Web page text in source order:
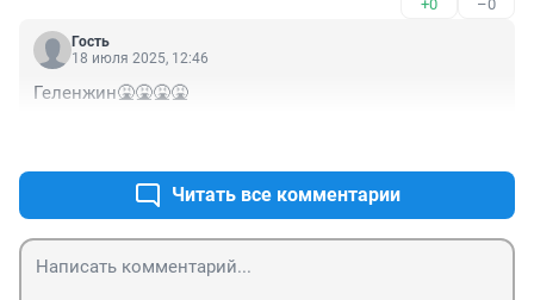
+0 –0
Гость
18 июля 2025, 12:46
Геленжин🤮🤮🤮🤮
Читать все комментарии